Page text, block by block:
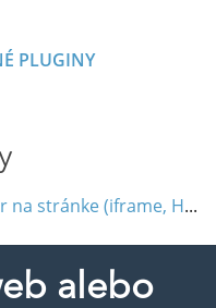
PLUGINY
Vlastný kód, obsah alebo súbor na stránke (iframe, HTML, JavaScript)
alebo